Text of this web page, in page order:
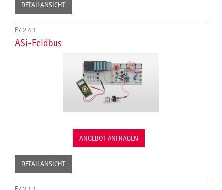
DETAILANSICHT
E7.2.4.1
ASi-Feldbus
ANGEBOT ANFRAGEN
DETAILANSICHT
E7.3.1.1